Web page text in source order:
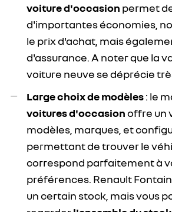
voiture d'occasion permet
d'importantes économies,
le prix d'achat, mais
d'assurance. A noter que la
voiture neuve se déprécie
Large choix de modèles: le
voitures d'occasionoffre un
modèles, marques, et
permettant de trouver le
correspond parfaitement à
préférences. Renault
un certain stock, mais vous